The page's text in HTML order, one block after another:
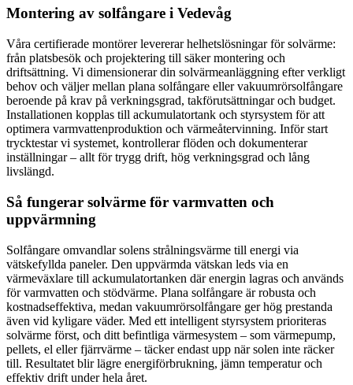
Montering av solfångare i Vedevåg
Våra certifierade montörer levererar helhetslösningar för solvärme:
från platsbesök och projektering till säker montering och
driftsättning. Vi dimensionerar din solvärmeanläggning efter verkligt
behov och väljer mellan plana solfångare eller vakuumrörsolfångare
beroende på krav på verkningsgrad, takförutsättningar och budget.
Installationen kopplas till ackumulatortank och styrsystem för att
optimera varmvattenproduktion och värmeåtervinning. Inför start
trycktestar vi systemet, kontrollerar flöden och dokumenterar
inställningar – allt för trygg drift, hög verkningsgrad och lång
livslängd.
Så fungerar solvärme för varmvatten och
uppvärmning
Solfångare omvandlar solens strålningsvärme till energi via
vätskefyllda paneler. Den uppvärmda vätskan leds via en
värmeväxlare till ackumulatortanken där energin lagras och används
för varmvatten och stödvärme. Plana solfångare är robusta och
kostnadseffektiva, medan vakuumrörsolfångare ger hög prestanda
även vid kyligare väder. Med ett intelligent styrsystem prioriteras
solvärme först, och ditt befintliga värmesystem – som värmepump,
pellets, el eller fjärrvärme – täcker endast upp när solen inte räcker
till. Resultatet blir lägre energiförbrukning, jämn temperatur och
effektiv drift under hela året.